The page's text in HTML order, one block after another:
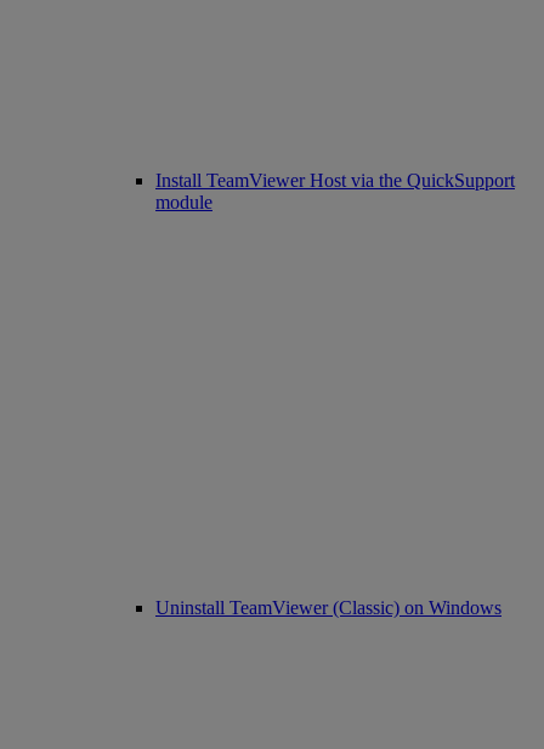
Install TeamViewer Host via the QuickSupport
module
Uninstall TeamViewer (Classic) on Windows